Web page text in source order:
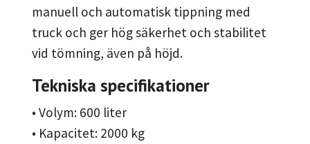
manuell och automatisk tippning med
truck och ger hög säkerhet och stabilitet
vid tömning, även på höjd.
Tekniska specifikationer
• Volym: 600 liter
• Kapacitet: 2000 kg